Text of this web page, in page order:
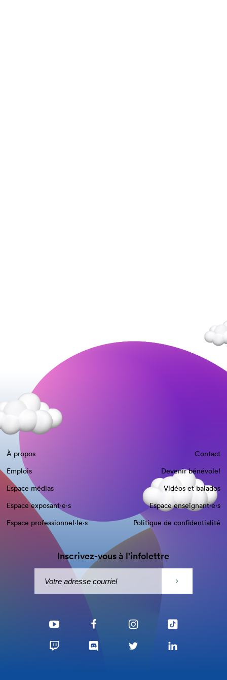
À propos
Contact
Emplois
Devenir bénévole!
Espace médias
Vidéos et balados
Espace exposant·e⋅s
Espace enseignant·e⋅s
Espace professionnel·le⋅s
Politique de confidentialité
Inscrivez-vous à l'infolettre